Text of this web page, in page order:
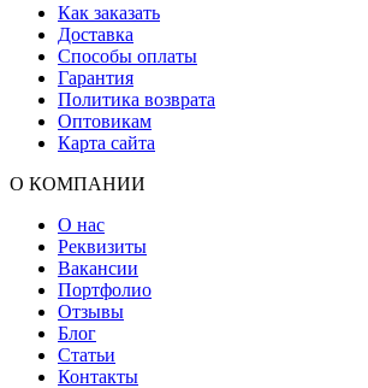
Как заказать
Доставка
Способы оплаты
Гарантия
Политика возврата
Оптовикам
Карта сайта
О КОМПАНИИ
О нас
Реквизиты
Вакансии
Портфолио
Отзывы
Блог
Статьи
Контакты